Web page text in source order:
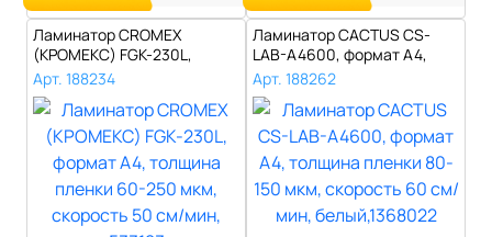
Ламинатор CROMEX
(КРОМЕКС) FGK-230L,
формат А4, толщина..
Арт. 188234
Ламинатор CACTUS CS-
LAB-A4600, формат A4,
толщина пленк..
Арт. 188262